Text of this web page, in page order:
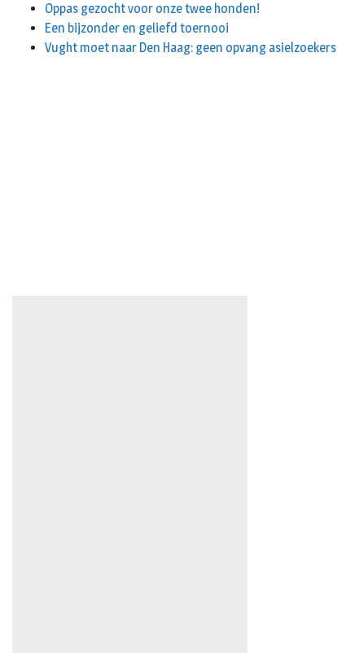
Oppas gezocht voor onze twee honden!
Een bijzonder en geliefd toernooi
Vught moet naar Den Haag: geen opvang asielzoekers